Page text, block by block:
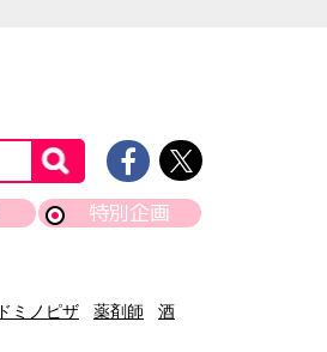
特別企画
ドミノピザ 薬剤師
酒